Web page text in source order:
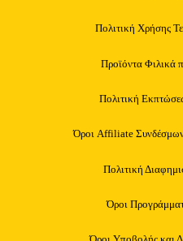
Πολιτική Χρήσης
Προϊόντα Φιλικά
Πολιτική
Όροι Affiliate
Πολιτική
Όροι